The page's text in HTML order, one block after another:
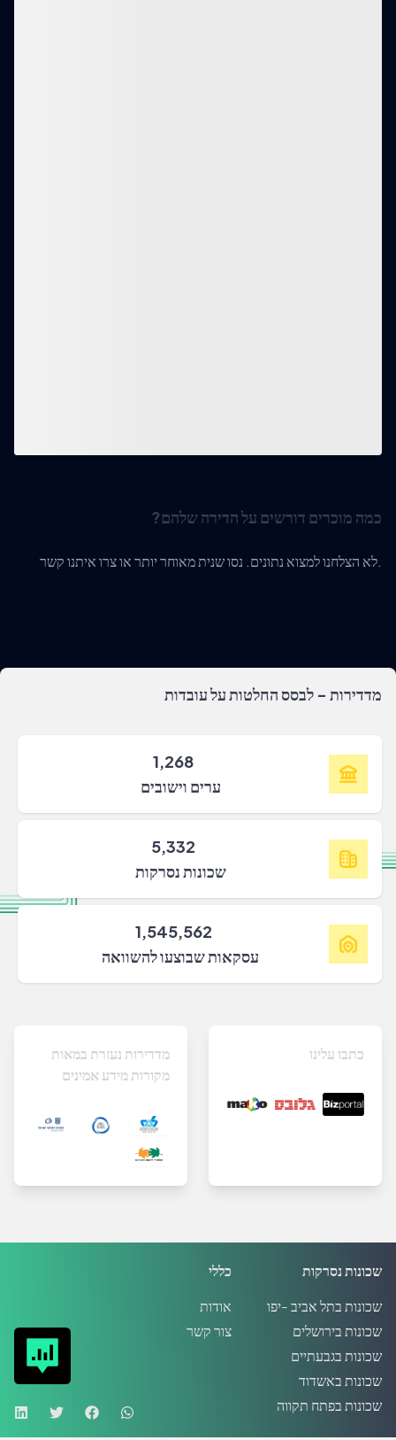
כמה מוכרים דורשים על הדירה שלהם?
לא הצלחנו למצוא נתונים. נסו שנית מאוחר יותר או צרו איתנו קשר.
מדדירות - לבסס החלטות על עובדות
1,268
ערים וישובים
5,332
שכונות נסרקות
1,545,562
עסקאות שבוצעו להשוואה
מדדירות נעזרת במאות
מקורות מידע אמינים
כתבו עלינו
כללי
אודות
צור קשר
שכונות נסרקות
שכונות בתל אביב -יפו
שכונות בירושלים
שכונות בגבעתיים
שכונות באשדוד
שכונות בפתח תקווה